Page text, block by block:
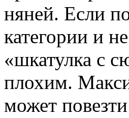
няней. Если
категории и
«шкатулка с
плохим.
может